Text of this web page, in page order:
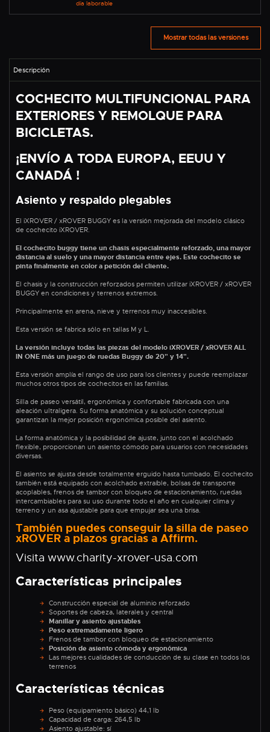
día laborable
Mostrar todas las versiones
COCHECITO MULTIFUNCIONAL PARA
EXTERIORES Y REMOLQUE PARA
BICICLETAS.
¡ENVÍO A TODA EUROPA, EEUU Y
CANADÁ !
Asiento y respaldo plegables
El iXROVER / xROVER BUGGY es la versión mejorada del modelo clásico
de cochecito iXROVER.
El cochecito buggy tiene un chasis especialmente reforzado, una mayor
distancia al suelo y una mayor distancia entre ejes. Este cochecito se
pinta finalmente en color a petición del cliente.
El chasis y la construcción reforzados permiten utilizar iXROVER / xROVER
BUGGY en condiciones y terrenos extremos.
Principalmente en arena, nieve y terrenos muy inaccesibles.
Esta versión se fabrica sólo en tallas M y L.
La versión incluye todas las piezas del modelo iXROVER / xROVER ALL
IN ONE más un juego de ruedas Buggy de 20" y 14".
Esta versión amplía el rango de uso para los clientes y puede reemplazar
muchos otros tipos de cochecitos en las familias.
Silla de paseo versátil, ergonómica y confortable fabricada con una
aleación ultraligera. Su forma anatómica y su solución conceptual
garantizan la mejor posición ergonómica posible del asiento.
La forma anatómica y la posibilidad de ajuste, junto con el acolchado
flexible, proporcionan un asiento cómodo para usuarios con necesidades
diversas.
El asiento se ajusta desde totalmente erguido hasta tumbado. El cochecito
también está equipado con acolchado extraíble, bolsas de transporte
acoplables, frenos de tambor con bloqueo de estacionamiento, ruedas
intercambiables para su uso durante todo el año en cualquier clima y
terreno y un asa ajustable para que empujar sea una brisa.
También puedes conseguir la silla de paseo
xROVER a plazos gracias a Affirm.
Visita www.charity-xrover-usa.com
Características principales
Construcción especial de aluminio reforzado
Soportes de cabeza, laterales y central
Manillar y asiento ajustables
Peso extremadamente ligero
Frenos de tambor con bloqueo de estacionamiento
Posición de asiento cómoda y ergonómica
Las mejores cualidades de conducción de su clase en todos los
terrenos
Características técnicas
Peso (equipamiento básico) 44,1 lb
Capacidad de carga: 264,5 lb
Asiento ajustable: sí